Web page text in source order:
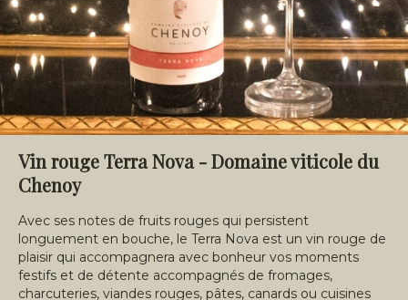
Vin rouge Terra Nova - Domaine viticole du
Chenoy
Avec ses notes de fruits rouges qui persistent
longuement en bouche, le Terra Nova est un vin rouge de
plaisir qui accompagnera avec bonheur vos moments
festifs et de détente accompagnés de fromages,
charcuteries, viandes rouges, pâtes, canards ou cuisines